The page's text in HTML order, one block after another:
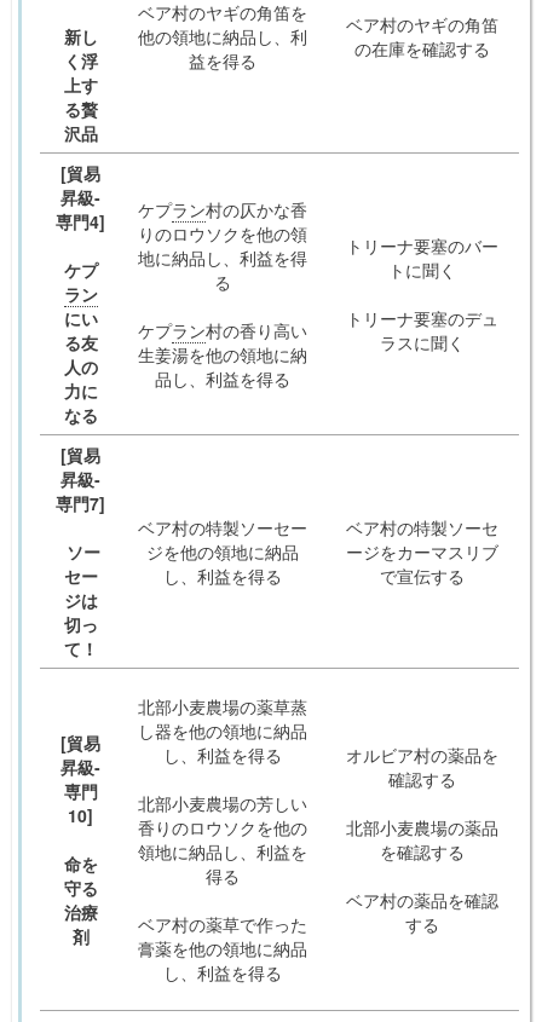
新し
く浮
上す
る贅
沢品
ベア村のヤギの角笛を
他の領地に納品し、利
益を得る
ベア村のヤギの角笛
の在庫を確認する
[貿易
昇級-
専門4]
ケプ
ラン
にい
る友
人の
力に
なる
ケプラン村の仄かな香
りのロウソクを他の領
地に納品し、利益を得
る
ケプラン村の香り高い
生姜湯を他の領地に納
品し、利益を得る
トリーナ要塞のバー
トに聞く
トリーナ要塞のデュ
ラスに聞く
[貿易
昇級-
専門7]
ソー
セー
ジは
切っ
て！
ベア村の特製ソーセー
ジを他の領地に納品
し、利益を得る
ベア村の特製ソーセ
ージをカーマスリブ
で宣伝する
[貿易
昇級-
専門
10]
命を
守る
治療
剤
北部小麦農場の薬草蒸
し器を他の領地に納品
し、利益を得る
北部小麦農場の芳しい
香りのロウソクを他の
領地に納品し、利益を
得る
ベア村の薬草で作った
膏薬を他の領地に納品
し、利益を得る
オルビア村の薬品を
確認する
北部小麦農場の薬品
を確認する
ベア村の薬品を確認
する